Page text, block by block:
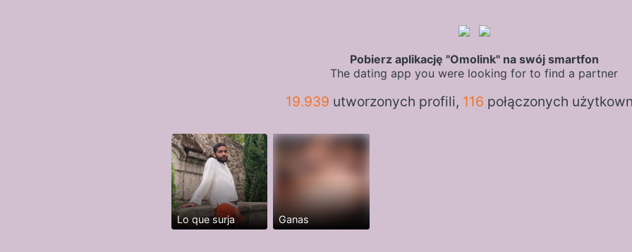
Pobierz aplikację "Omolink" na swój smartfon
The dating app you were looking for to find a partner
19.939 utworzonych profili, 116 połączonych
Lo que surja Ganas